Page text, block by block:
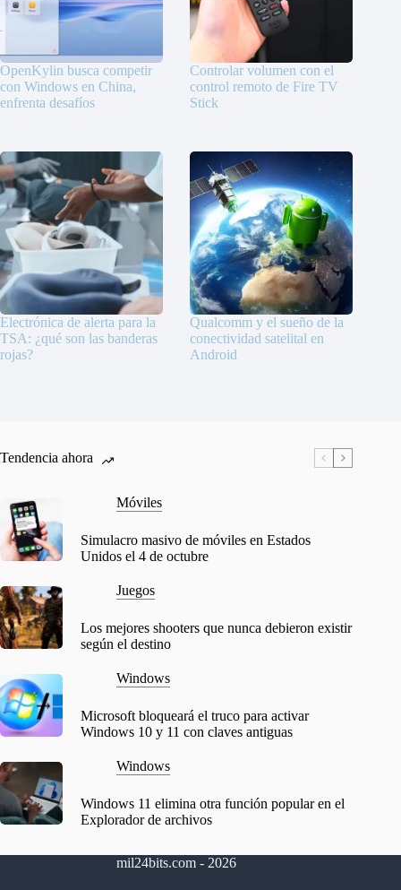
OpenKylin busca competir
con Windows en China,
enfrenta desafíos
Controlar volumen con el
control remoto de Fire TV
Stick
Electrónica de alerta para la
TSA: ¿qué son las banderas
rojas?
Qualcomm y el sueño de la
conectividad satelital en
Android
Tendencia ahora
Móviles
Simulacro masivo de móviles en Estados
Unidos el 4 de octubre
Juegos
Los mejores shooters que nunca debieron existir
según el destino
Windows
Microsoft bloqueará el truco para activar
Windows 10 y 11 con claves antiguas
Windows
Windows 11 elimina otra función popular en el
Explorador de archivos
mil24bits.com - 2026